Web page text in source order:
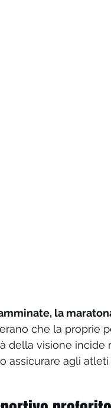
la
che la proprie
della visione incide
assicurare agli